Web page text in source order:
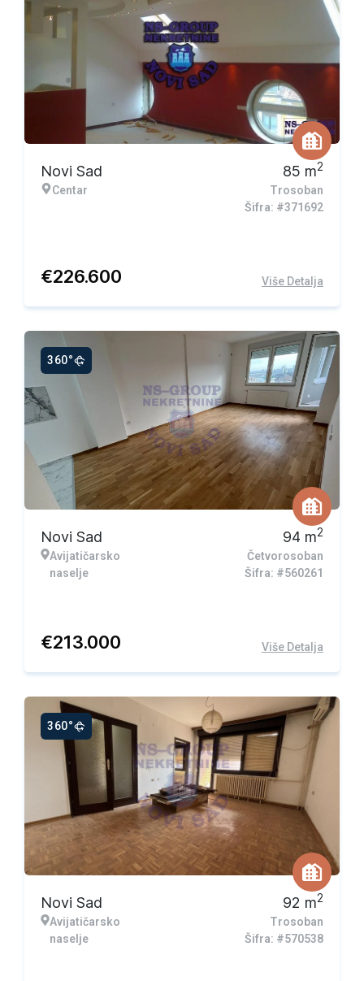
Novi Sad
Centar
85 m2
Trosoban
Šifra: #371692
€226.600 Više Detalja
360°
Novi Sad
Avijatičarsko
naselje
94 m2
Četvorosoban
Šifra: #560261
€213.000 Više Detalja
360°
Ekskluzivna ponuda
Novi Sad
Avijatičarsko
naselje
92 m2
Trosoban
Šifra: #570538